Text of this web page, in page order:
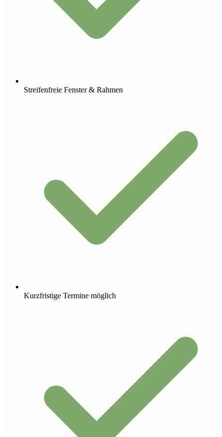
Streifenfreie Fenster & Rahmen
Kurzfristige Termine möglich